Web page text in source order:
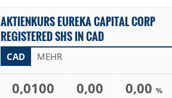
AKTIENKURS EUREKA CAPITAL CORP
REGISTERED SHS IN CAD
CAD MEHR
0,0100 0,00 0,00 %